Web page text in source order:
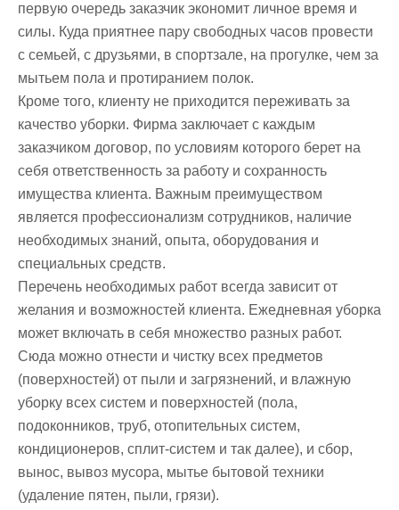
первую очередь заказчик экономит личное время и
силы. Куда приятнее пару свободных часов провести
с семьей, с друзьями, в спортзале, на прогулке, чем за
мытьем пола и протиранием полок.
Кроме того, клиенту не приходится переживать за
качество уборки. Фирма заключает с каждым
заказчиком договор, по условиям которого берет на
себя ответственность за работу и сохранность
имущества клиента. Важным преимуществом
является профессионализм сотрудников, наличие
необходимых знаний, опыта, оборудования и
специальных средств.
Перечень необходимых работ всегда зависит от
желания и возможностей клиента. Ежедневная уборка
может включать в себя множество разных работ.
Сюда можно отнести и чистку всех предметов
(поверхностей) от пыли и загрязнений, и влажную
уборку всех систем и поверхностей (пола,
подоконников, труб, отопительных систем,
кондиционеров, сплит-систем и так далее), и сбор,
вынос, вывоз мусора, мытье бытовой техники
(удаление пятен, пыли, грязи).